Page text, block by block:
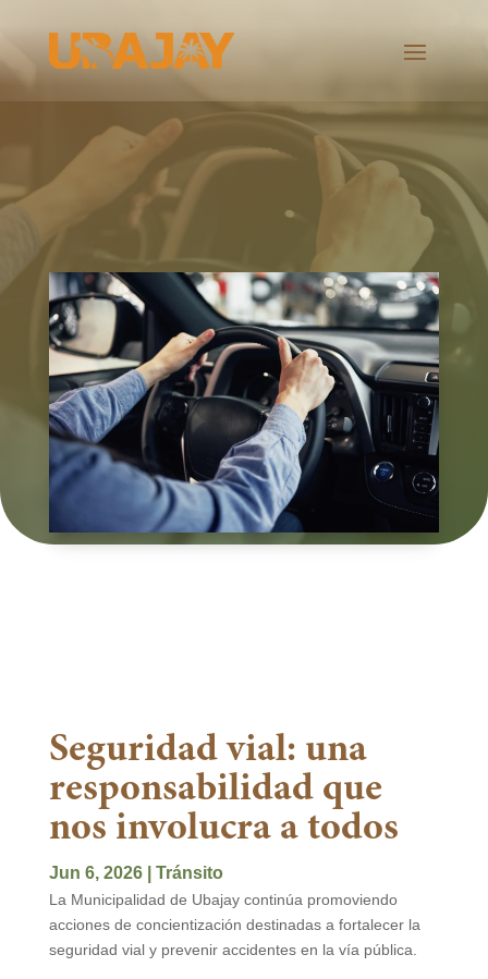
Seguridad vial: una
responsabilidad que
nos involucra a todos
Jun 6, 2026| Tránsito
La Municipalidad de Ubajay continúa promoviendo
acciones de concientización destinadas a fortalecer la
seguridad vial y prevenir accidentes en la vía pública.